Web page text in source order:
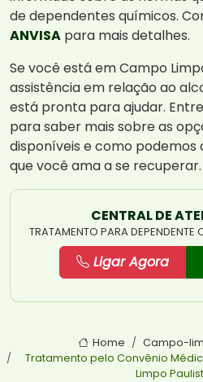
de dependentes químicos.
ANVISA para mais detalhes.
Se você está em Campo
assistência em relação ao
está pronta para ajudar.
para saber mais sobre as
disponíveis e como podemos
que você ama a se recuperar.
CENTRAL DE
TRATAMENTO PARA
Ligar Agora
Home
Campo-
Tratamento pelo Convênio
Limpo